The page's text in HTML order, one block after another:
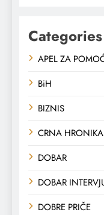
Categories
APEL ZA
BiH
BIZNIS
CRNA HRONIKA
DOBAR
DOBAR
DOBRE PRIČE